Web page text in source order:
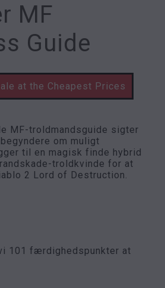
MF
Guide
at the Cheapest Prices
MF-troldmandsguide sigter
om muligt
til en magisk finde hybrid
troldkvinde for at
2 Lord of Destruction.
101 færdighedspunkter at